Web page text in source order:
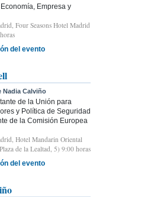
Empresa y
Four Seasons Hotel Madrid
del evento
Nadia Calviño
de la Unión para
y Política de Seguridad
de la Comisión Europea
Hotel Mandarin Oriental
de la Lealtad, 5) 9:00 horas
del evento